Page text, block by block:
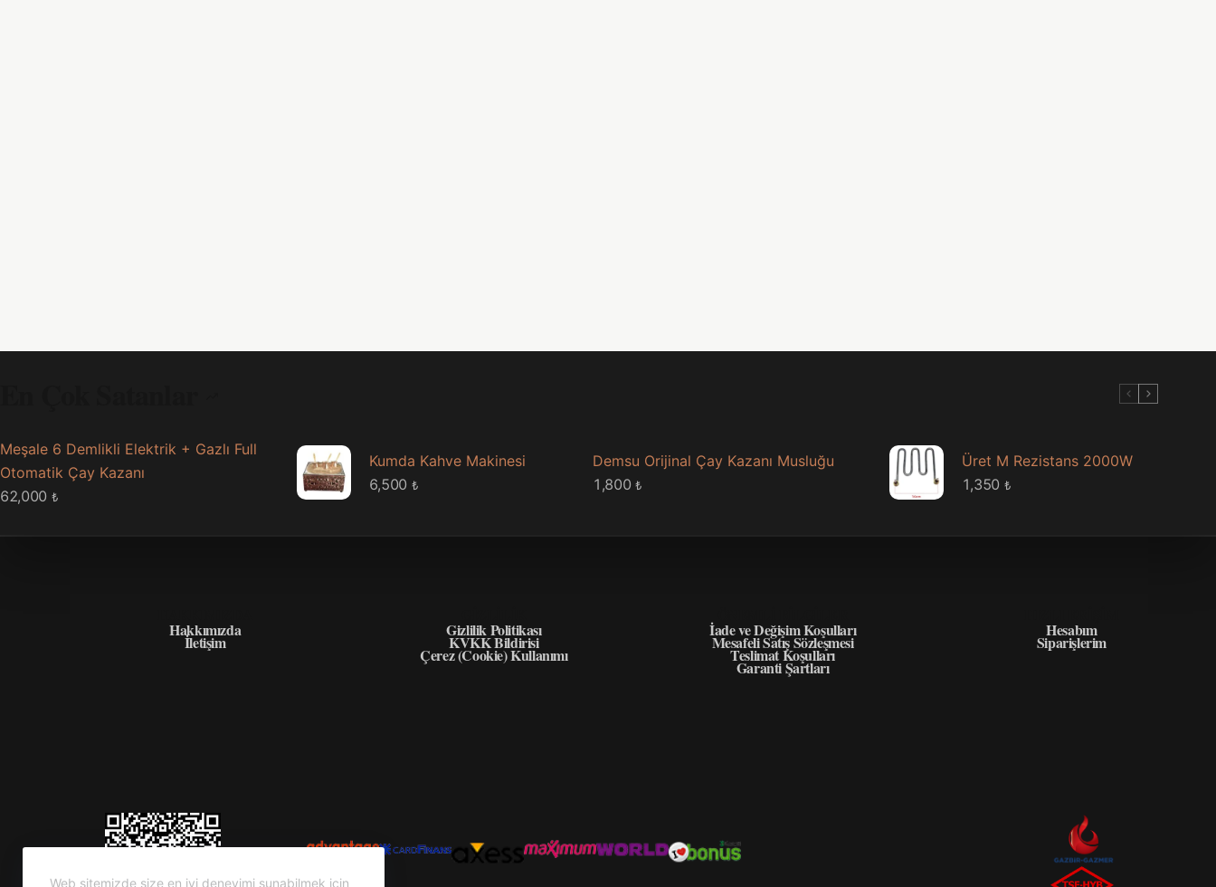
Web sitemizde size en iyi deneyimi sunabilmek için
Meşale 6 Demlikli Elektrik + Gazlı Full
Otomatik Çay Kazanı
62,000 ₺
Kumda Kahve Makinesi
6,500 ₺
Demsu Orijinal Çay Kazanı Musluğu
1,800₺
Üret M Rezistans 2000W
1,350 ₺
Hakkımızda
İletişim
Gizlilik Politikası
KVKK Bildirisi
Çerez (Cookie) Kullanımı
İade ve Değişim Koşulları
Mesafeli Satış Sözleşmesi
Teslimat Koşulları
Garanti Şartları
Hesabım
Siparişlerim